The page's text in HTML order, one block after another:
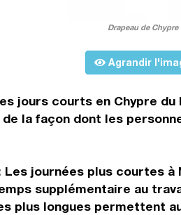
Drapeau de Chypre
Agrandir
jours courts en Chypre
la façon dont les
journées plus courtes
supplémentaire au
plus longues permettent